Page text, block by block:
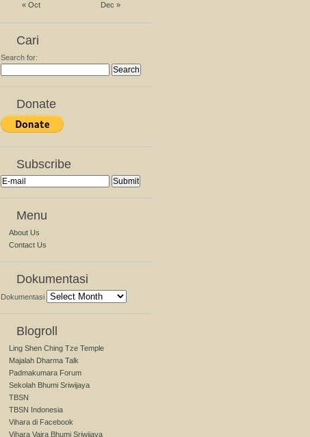
« Oct Dec »
Cari
Search for:
Donate
Subscribe
Menu
About Us
Contact Us
Dokumentasi
Dokumentasi
Blogroll
Ling Shen Ching Tze Temple
Majalah Dharma Talk
Padmakumara Forum
Sekolah Bhumi Sriwijaya
TBSN
TBSN Indonesia
Vihara di Facebook
Vihara Vajra Bhumi Sriwijaya